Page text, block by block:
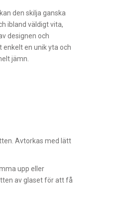
den skilja ganska
ibland väldigt vita,
designen och
enkelt en unik yta och
jämn.
Avtorkas med lätt
upp eller
av glaset för att få